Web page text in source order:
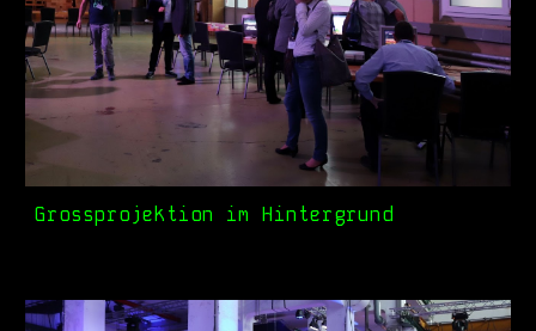
Grossprojektion im Hintergrund